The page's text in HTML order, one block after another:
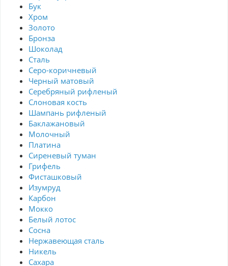
Бук
Хром
Золото
Бронза
Шоколад
Сталь
Серо-коричневый
Черный матовый
Серебряный рифленый
Слоновая кость
Шампань рифленый
Баклажановый
Молочный
Платина
Сиреневый туман
Грифель
Фисташковый
Изумруд
Карбон
Мокко
Белый лотос
Сосна
Нержавеющая сталь
Никель
Сахара